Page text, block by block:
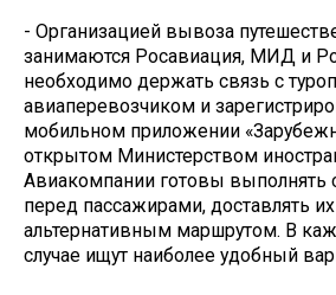
- Организацией вывоза
занимаются Росавиация, МИД и
необходимо держать связь с
авиаперевозчиком и
мобильном приложении
открытом Министерством
Авиакомпании готовы выполнять
перед пассажирами, доставлять
альтернативным маршрутом. В
случае ищут наиболее удобный